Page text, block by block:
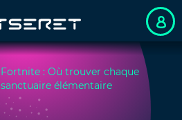
Fortnite : Où trouver chaque
sanctuaire élémentaire